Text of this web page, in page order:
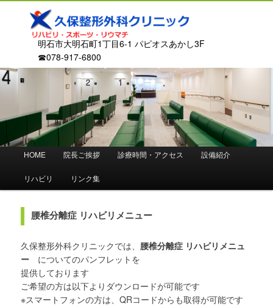
明石市大明石町1丁目6-1 パピオスあかし3F
☎078-917-6800
メ
メ
メ
イ
テ
HOME 院長ご挨拶 診療時間・アクセス 設備紹介
リハビリ リンク集
腰椎分離症 リハビリメニュー
久保整形外科クリニックでは、 腰椎分離症 リハビリメニュ
ー についてのパンフレットを
提供しております
ご希望の方は以下よりダウンロードが可能です
※スマートフォンの方は、QRコードからも取得が可能です